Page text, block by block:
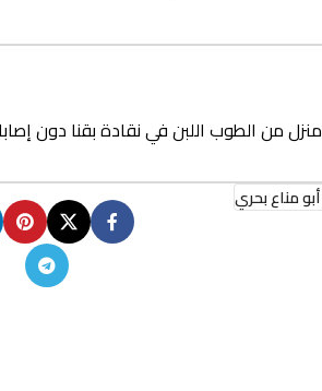
منزل من الطوب اللبن في نقادة بقنا دون
مناع بحري